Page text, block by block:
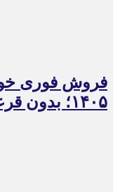
فروش فوری
۱۴۰۵؛ بدون قرعه‌کشی و حساب وکالتی